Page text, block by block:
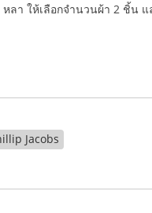
ลา ให้เลือกจำนวนผ้า 2 ชิ้น
Jacobs